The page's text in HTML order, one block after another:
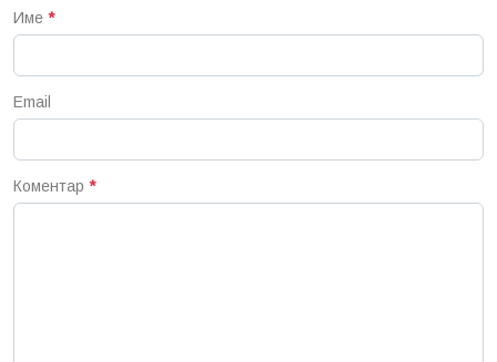
Име *
Email
Коментар *